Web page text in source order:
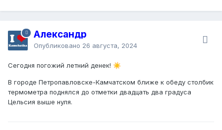
Александр
Опубликовано 26 августа, 2024
Сегодня погожий летний денек! ☀️
В городе Петропавловске-Камчатском ближе к обеду столбик
термометра поднялся до отметки двадцать два градуса
Цельсия выше нуля.